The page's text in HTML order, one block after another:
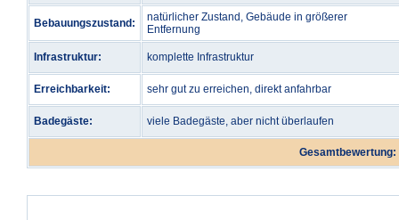
Bebauungszustand:
natürlicher Zustand, Gebäude in größerer
Entfernung
Infrastruktur: komplette Infrastruktur
Erreichbarkeit: sehr gut zu erreichen, direkt anfahrbar
Badegäste: viele Badegäste, aber nicht überlaufen
Gesamtbewertung: